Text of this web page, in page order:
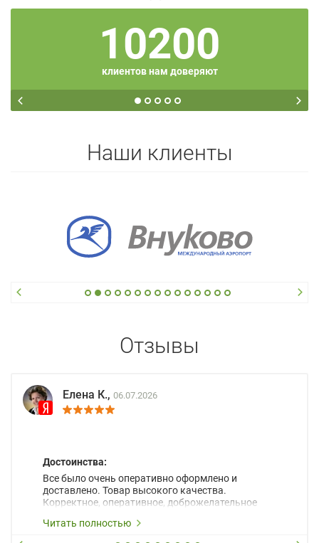
10200
клиентов нам доверяют
Наши клиенты
Отзывы
Елена К., 06.07.2026
Достоинства:
Все было очень оперативно оформлено и
доставлено. Товар высокого качества.
Корректное, оперативное, доброжелательное
Читать полностью